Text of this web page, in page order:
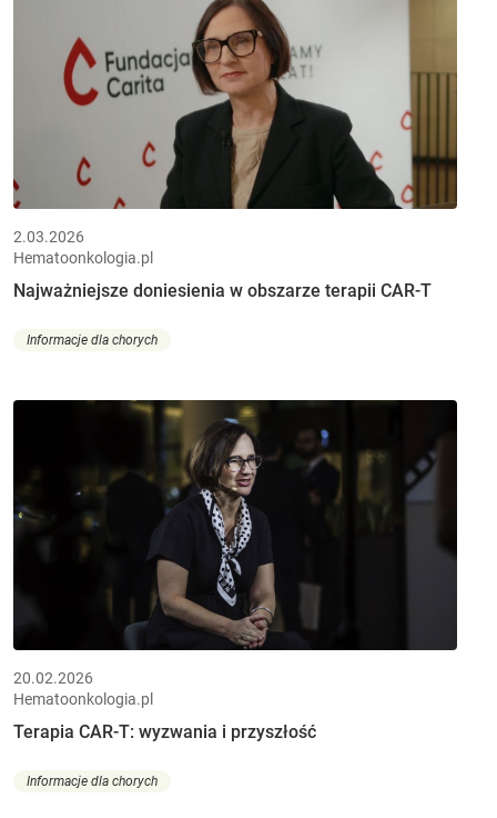
2.03.2026
Hematoonkologia.pl
Najważniejsze doniesienia w obszarze terapii CAR-T
Informacje dla chorych
20.02.2026
Hematoonkologia.pl
Terapia CAR-T: wyzwania i przyszłość
Informacje dla chorych